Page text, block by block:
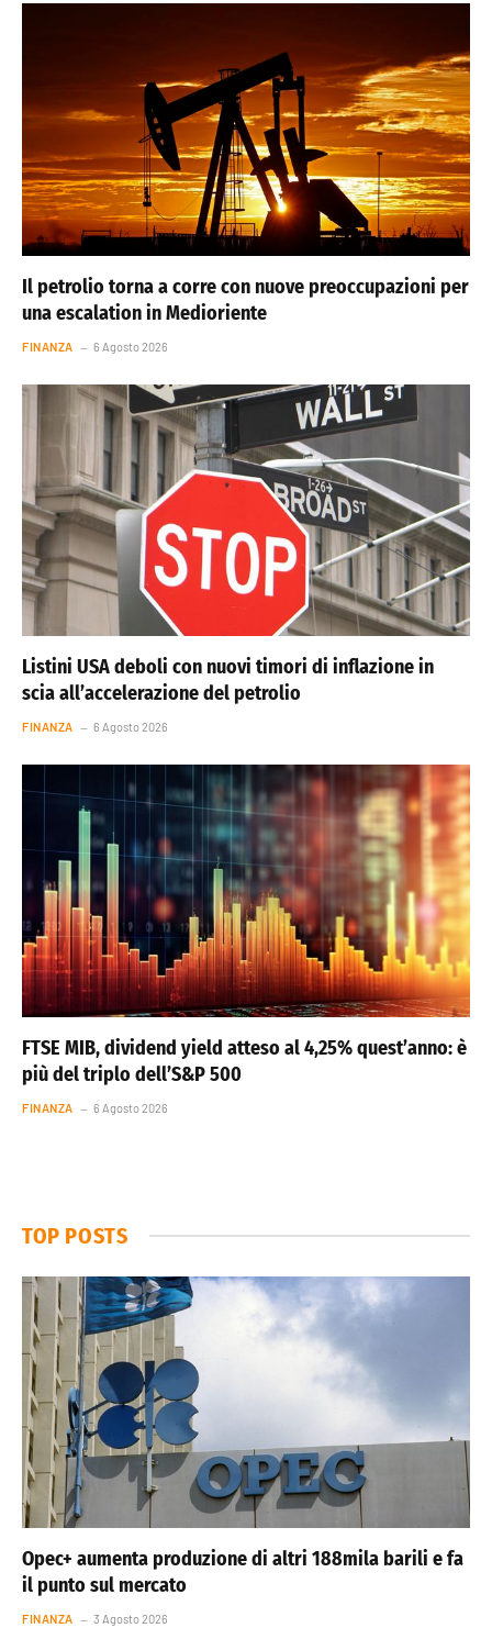
Il petrolio torna a corre con nuove preoccupazioni per
una escalation in Medioriente
FINANZA 6 Agosto 2026
Listini USA deboli con nuovi timori di inflazione in
scia all’accelerazione del petrolio
FINANZA 6 Agosto 2026
FTSE MIB, dividend yield atteso al 4,25% quest’anno: è
più del triplo dell’S&P 500
FINANZA 6 Agosto 2026
TOP POSTS
Opec+ aumenta produzione di altri 188mila barili e fa
il punto sul mercato
FINANZA 3 Agosto 2026